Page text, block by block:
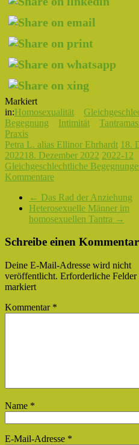
Markiert
in:Homosexualität
Begegnung
Intimität
Praxis
Petra L. alias Ellinor Ehrhardt 18.
202218. Dezember 2022 2022-12
Gleichgeschlechtliche
Kommentare
← Das Rad der Anziehung
Heterosexuelle Männer im
homosexuellen Tantra →
Schreibe einen Kommentar
Deine E-Mail-Adresse wird nicht
veröffentlicht. Erforderliche Felder
markiert
Kommentar *
Name *
E-Mail-Adresse *